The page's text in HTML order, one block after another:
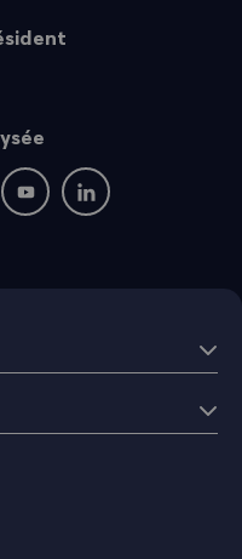
nous sur Twitter
: rejoignez-nous sur
fenêtre : rejoignez-nous
Nouvelle fenêtre :
Nouvelle fenêtre :